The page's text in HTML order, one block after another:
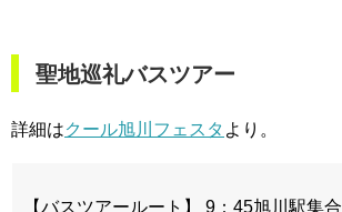
聖地巡礼バスツアー
詳細はクール旭川フェスタ より。
【バスツアールート】 9：45旭川駅集合